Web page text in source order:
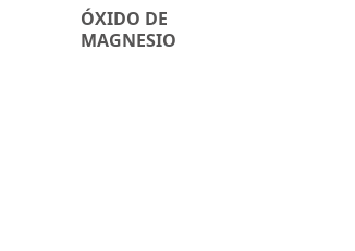
ÓXIDO DE
MAGNESIO